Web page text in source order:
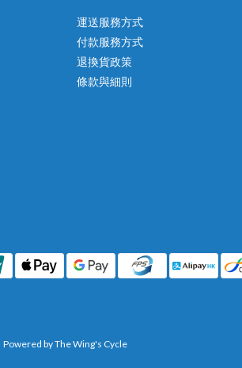
運送服務方式
付款服務方式
退換貨政策
條款與細則
Powered by The Wing's Cycle